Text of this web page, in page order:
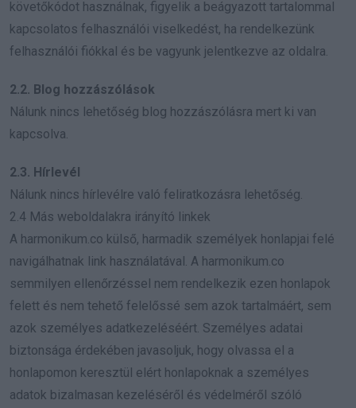
követőkódot használnak, figyelik a beágyazott tartalommal
kapcsolatos felhasználói viselkedést, ha rendelkezünk
felhasználói fiókkal és be vagyunk jelentkezve az oldalra.
2.2. Blog hozzászólások
Nálunk nincs lehetőség blog hozzászólásra mert ki van
kapcsolva.
2.3. Hírlevél
Nálunk nincs hírlevélre való feliratkozásra lehetőség.
2.4 Más weboldalakra irányító linkek
A harmonikum.co külső, harmadik személyek honlapjai felé
navigálhatnak link használatával. A harmonikum.co
semmilyen ellenőrzéssel nem rendelkezik ezen honlapok
felett és nem tehető felelőssé sem azok tartalmáért, sem
azok személyes adatkezeléséért. Személyes adatai
biztonsága érdekében javasoljuk, hogy olvassa el a
honlapomon keresztül elért honlapoknak a személyes
adatok bizalmasan kezeléséről és védelméről szóló